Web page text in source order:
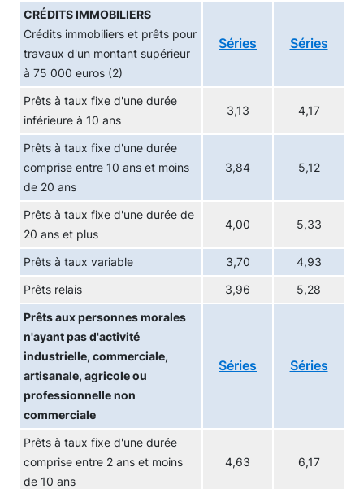
CRÉDITS IMMOBILIERS
Crédits immobiliers et prêts pour
travaux d'un montant supérieur
à 75 000 euros (2)
Séries Séries
Prêts à taux fixe d'une durée
inférieure à 10 ans
3,13 4,17
Prêts à taux fixe d'une durée
comprise entre 10 ans et moins
de 20 ans
3,84 5,12
Prêts à taux fixe d'une durée de
20 ans et plus
4,00 5,33
Prêts à taux variable 3,70 4,93
Prêts relais 3,96 5,28
Prêts aux personnes morales
n'ayant pas d'activité
industrielle, commerciale,
artisanale, agricole ou
professionnelle non
commerciale
Séries Séries
Prêts à taux fixe d'une durée
comprise entre 2 ans et moins
de 10 ans
4,63 6,17